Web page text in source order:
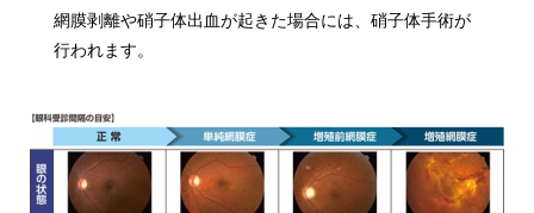
網膜剥離や硝子体出血が起きた場合には、硝子体手術が
行われます。